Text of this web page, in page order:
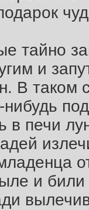
тайно
и
В таком
нибудь
в печи
и